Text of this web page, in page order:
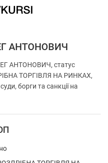
АНТОНОВИЧ
АНТОНОВИЧ, статус
ТОРГІВЛЯ НА РИНКАХ,
борги та санкції на